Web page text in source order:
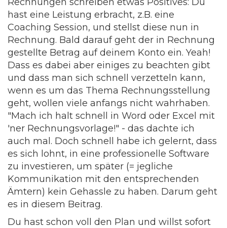
hast eine Leistung erbracht, z.B. eine
Coaching Session, und stellst diese nun in
Rechnung. Bald darauf geht der in Rechnung
gestellte Betrag auf deinem Konto ein. Yeah!
Dass es dabei aber einiges zu beachten gibt
und dass man sich schnell verzetteln kann,
wenn es um das Thema Rechnungsstellung
geht, wollen viele anfangs nicht wahrhaben.
"Mach ich halt schnell in Word oder Excel mit
'ner Rechnungsvorlage!" - das dachte ich
auch mal. Doch schnell habe ich gelernt, dass
es sich lohnt, in eine professionelle Software
zu investieren, um später (= jegliche
Kommunikation mit den entsprechenden
Ämtern) kein Gehassle zu haben. Darum geht
es in diesem Beitrag.
Du hast schon voll den Plan und willst sofort